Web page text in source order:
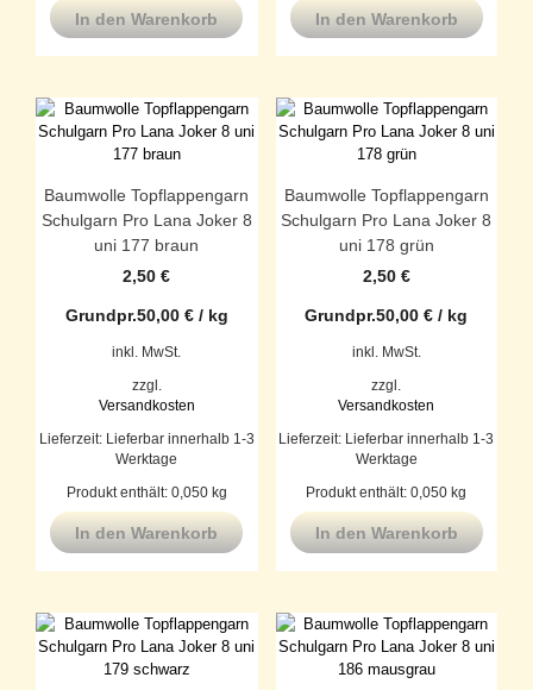
In den Warenkorb In den Warenkorb
Baumwolle Topflappengarn
Schulgarn Pro Lana Joker 8
uni 177 braun
2,50€
Grundpr.50,00 €/ kg
inkl. MwSt.
zzgl.
Versandkosten
Lieferzeit:
Lieferbar innerhalb 1-3
Werktage
Produkt enthält: 0,050 kg
In den Warenkorb
Baumwolle Topflappengarn
Schulgarn Pro Lana Joker 8
uni 178 grün
2,50 €
Grundpr.50,00€ / kg
inkl. MwSt.
zzgl.
Versandkosten
Lieferzeit:
Lieferbar innerhalb 1-3
Werktage
Produkt enthält: 0,050 kg
In den Warenkorb